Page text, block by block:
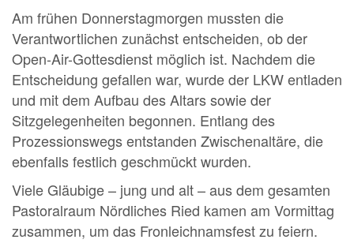
Am frühen Donnerstagmorgen mussten die
Verantwortlichen zunächst entscheiden, ob der
Open-Air-Gottesdienst möglich ist. Nachdem die
Entscheidung gefallen war, wurde der LKW entladen
und mit dem Aufbau des Altars sowie der
Sitzgelegenheiten begonnen. Entlang des
Prozessionswegs entstanden Zwischenaltäre, die
ebenfalls festlich geschmückt wurden.
Viele Gläubige – jung und alt – aus dem gesamten
Pastoralraum Nördliches Ried kamen am Vormittag
zusammen, um das Fronleichnamsfest zu feiern.